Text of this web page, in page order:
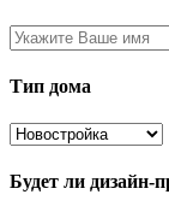
Тип дома
Будет ли дизайн-